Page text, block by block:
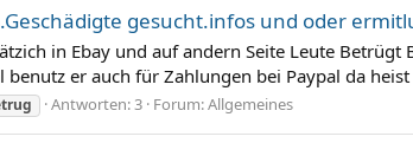
gesucht.infos und oder
in Ebay und auf andern Seite Leute
benutz er auch für Zahlungen bei Paypal da
Antworten: 3 Forum:Allgemeines